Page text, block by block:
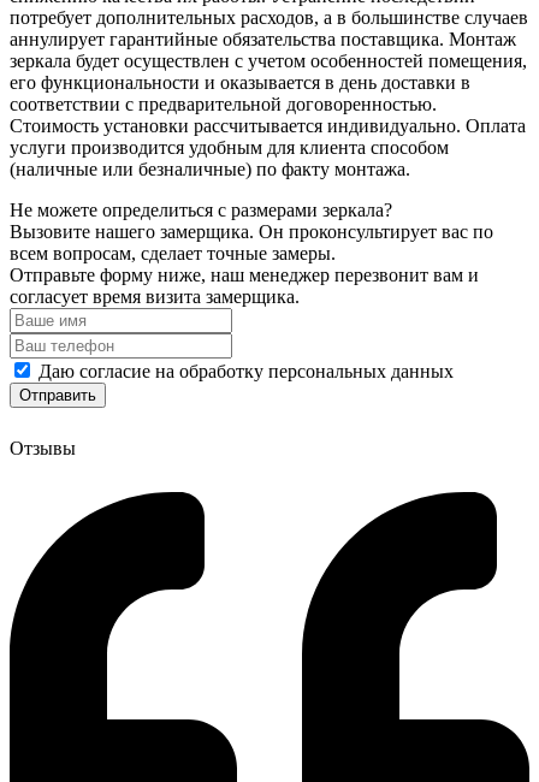
потребует дополнительных расходов, а в большинстве случаев
аннулирует гарантийные обязательства поставщика. Монтаж
зеркала будет осуществлен с учетом особенностей помещения,
его функциональности и оказывается в день доставки в
соответствии с предварительной договоренностью.
Стоимость установки рассчитывается индивидуально. Оплата
услуги производится удобным для клиента способом
(наличные или безналичные) по факту монтажа.
Не можете определиться с размерами зеркала?
Вызовите нашего замерщика. Он проконсультирует вас по
всем вопросам, сделает точные замеры.
Отправьте форму ниже, наш менеджер перезвонит вам и
согласует время визита замерщика.
Даю согласие на обработку персональных данных
Отзывы